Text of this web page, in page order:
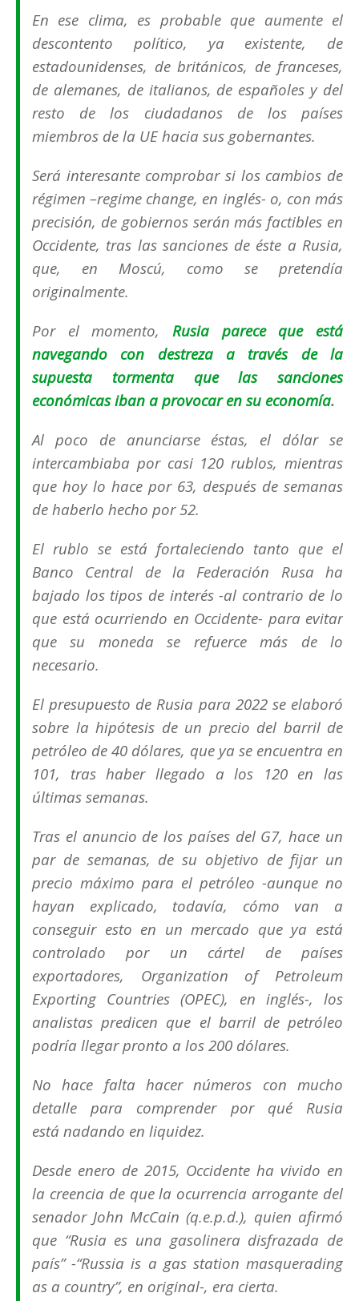
En ese clima, es probable que aumente el
descontento político, ya existente, de
estadounidenses, de británicos, de franceses,
de alemanes, de italianos, de españoles y del
resto de los ciudadanos de los países
miembros de la UE hacia sus gobernantes.
Será interesante comprobar si los cambios de
régimen –regime change, en inglés- o, con más
precisión, de gobiernos serán más factibles en
Occidente, tras las sanciones de éste a Rusia,
que, en Moscú, como se pretendía
originalmente.
Por el momento, Rusia parece que está
navegando con destreza a través de la
supuesta tormenta que las sanciones
económicas iban a provocar en su economía.
Al poco de anunciarse éstas, el dólar se
intercambiaba por casi 120 rublos, mientras
que hoy lo hace por 63, después de semanas
de haberlo hecho por 52.
El rublo se está fortaleciendo tanto que el
Banco Central de la Federación Rusa ha
bajado los tipos de interés -al contrario de lo
que está ocurriendo en Occidente- para evitar
que su moneda se refuerce más de lo
necesario.
El presupuesto de Rusia para 2022 se elaboró
sobre la hipótesis de un precio del barril de
petróleo de 40 dólares, que ya se encuentra en
101, tras haber llegado a los 120 en las
últimas semanas.
Tras el anuncio de los países del G7, hace un
par de semanas, de su objetivo de fijar un
precio máximo para el petróleo -aunque no
hayan explicado, todavía, cómo van a
conseguir esto en un mercado que ya está
controlado por un cártel de países
exportadores, Organization of Petroleum
Exporting Countries (OPEC), en inglés-, los
analistas predicen que el barril de petróleo
podría llegar pronto a los 200 dólares.
No hace falta hacer números con mucho
detalle para comprender por qué Rusia
está nadando en liquidez.
Desde enero de 2015, Occidente ha vivido en
la creencia de que la ocurrencia arrogante del
senador John McCain (q.e.p.d.), quien afirmó
que “Rusia es una gasolinera disfrazada de
país” -“Russia is a gas station masquerading
as a country”, en original-, era cierta.